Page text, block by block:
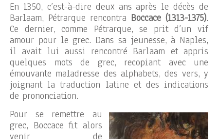
En 1350, c’est-à-dire deux ans après le décès de
Barlaam, Pétrarque rencontra Boccace (1313-1375).
Ce dernier, comme Pétrarque, se prit d’un vif
amour pour le grec. Dans sa jeunesse, à Naples,
il avait lui aussi rencontré Barlaam et appris
quelques mots de grec, recopiant avec une
émouvante maladresse des alphabets, des vers, y
joignant la traduction latine et des indications
de prononciation.
Pour se remettre au
grec, Boccace fit alors